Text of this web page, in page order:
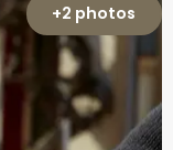
+2 photos